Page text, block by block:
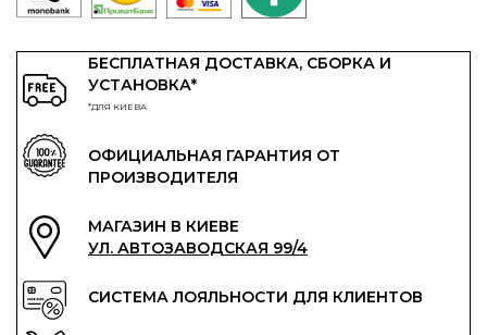
БЕСПЛАТНАЯ ДОСТАВКА, СБОРКА И
УСТАНОВКА*
*ДЛЯ КИЕВА
ОФИЦИАЛЬНАЯ ГАРАНТИЯ ОТ
ПРОИЗВОДИТЕЛЯ
МАГАЗИН В КИЕВЕ
УЛ. АВТОЗАВОДСКАЯ 99/4
СИСТЕМА ЛОЯЛЬНОСТИ ДЛЯ КЛИЕНТОВ